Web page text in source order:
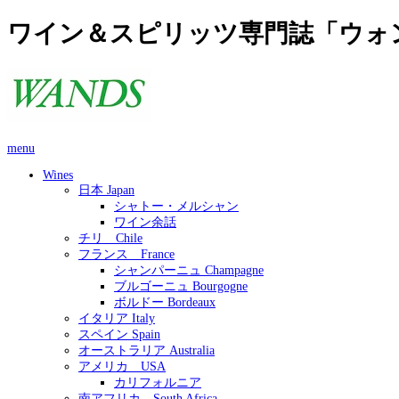
ワイン＆スピリッツ専門誌「ウォ
menu
Wines
日本 Japan
シャトー・メルシャン
ワイン余話
チリ Chile
フランス France
シャンパーニュ Champagne
ブルゴーニュ Bourgogne
ボルドー Bordeaux
イタリア Italy
スペイン Spain
オーストラリア Australia
アメリカ USA
カリフォルニア